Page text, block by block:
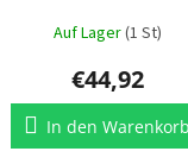
Auf Lager(1 St)
€44,92
In den Warenkorb